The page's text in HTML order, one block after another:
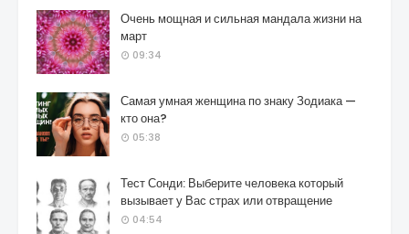
Очень мощная и сильная мандала жизни на
март
09:34
Самая умная женщина по знаку Зодиака —
кто она?
05:38
Тест Сонди: Выберите человека который
вызывает у Вас страх или отвращение
04:54